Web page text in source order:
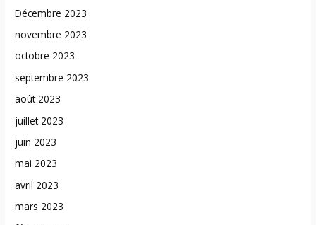
Décembre 2023
novembre 2023
octobre 2023
septembre 2023
août 2023
juillet 2023
juin 2023
mai 2023
avril 2023
mars 2023